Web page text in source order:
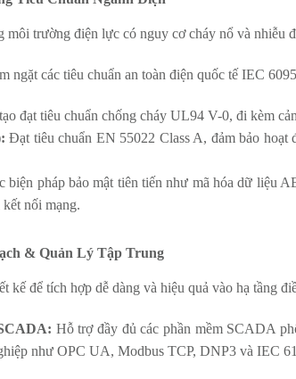
môi trường điện lực có nguy cơ cháy nổ và nhiễu
ngặt các tiêu chuẩn an toàn điện quốc tế IEC
đạt tiêu chuẩn chống cháy UL94 V-0, đi kèm
Đạt tiêu chuẩn EN 55022 Class A, đảm bảo
biện pháp bảo mật tiên tiến như mã hóa dữ liệu
nối mạng.
& Quản Lý Tập Trung
kế để tích hợp dễ dàng và hiệu quả vào hạ tầng
Hỗ trợ đầy đủ các phần mềm SCADA
như OPC UA, Modbus TCP, DNP3 và IEC